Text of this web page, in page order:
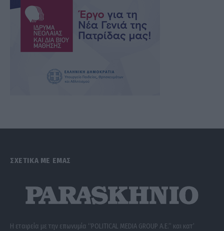
ΣΧΕΤΙΚΑ ΜΕ ΕΜΑΣ
Η εταιρεία με την επωνυμία “POLITICAL MEDIA GROUP A.E.” και κατ’